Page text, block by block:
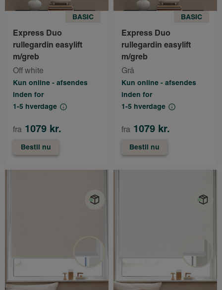
BASIC
Express Duo
rullegardin easylift
m/greb
Off white
Kun online - afsendes
inden for
1-5 hverdage
fra 1079 kr.
Bestil nu
BASIC
Express Duo
rullegardin easylift
m/greb
Grå
Kun online - afsendes
inden for
1-5 hverdage
fra 1079 kr.
Bestil nu